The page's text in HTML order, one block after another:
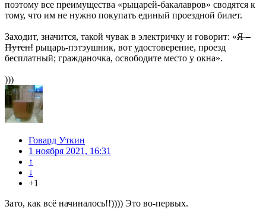
поэтому все преимущества «рыцарей-бакалавров» сводятся к
тому, что им не нужно покупать единый проездной билет.
Заходит, значится, такой чувак в электричку и говорит: «Я –
Путен! рыцарь-пэтэушник, вот удостоверение, проезд
бесплатный; гражданочка, освободите место у окна».
)))
Говард Уткин
1 ноября 2021, 16:31
↑
↓
+1
Зато, как всё начиналось!!)))) Это во-первых.